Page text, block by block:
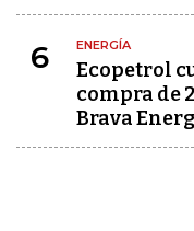
6 ENERGÍA
Ecopetrol
compra de
Brava